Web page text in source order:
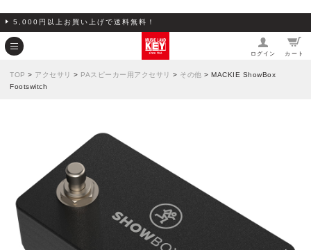
5,000円以上お買い上げで送料無料！
ログイン カート
TOP > アクセサリ > PAスピーカー用アクセサリ > その他 > MACKIE ShowBox
Footswitch